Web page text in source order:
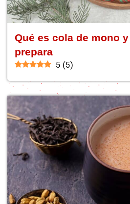
Qué es cola de mono
prepara
5 (5)